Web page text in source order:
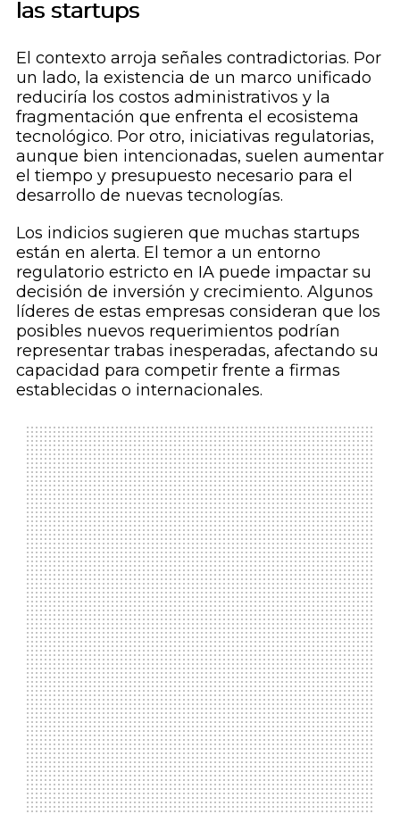
las startups
El contexto arroja señales contradictorias. Por
un lado, la existencia de un marco unificado
reduciría los costos administrativos y la
fragmentación que enfrenta el ecosistema
tecnológico. Por otro, iniciativas regulatorias,
aunque bien intencionadas, suelen aumentar
el tiempo y presupuesto necesario para el
desarrollo de nuevas tecnologías.
Los indicios sugieren que muchas startups
están en alerta. El temor a un entorno
regulatorio estricto en IA puede impactar su
decisión de inversión y crecimiento. Algunos
líderes de estas empresas consideran que los
posibles nuevos requerimientos podrían
representar trabas inesperadas, afectando su
capacidad para competir frente a firmas
establecidas o internacionales.